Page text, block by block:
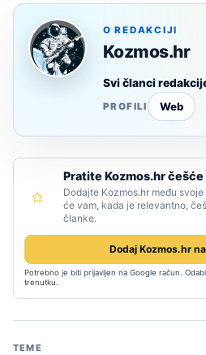
O REDAKCIJI
Kozmos.hr
Svi članci
PROFILI Web
Pratite Kozmos.hr češće
Dodajte Kozmos.hr među
će vam, kada je relevantno,
članke.
Dodaj Kozmos.hr
Potrebno je biti prijavljen na Google račun.
trenutku.
TEME